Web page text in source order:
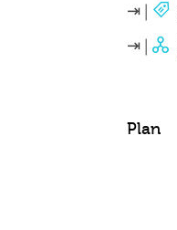
Plan